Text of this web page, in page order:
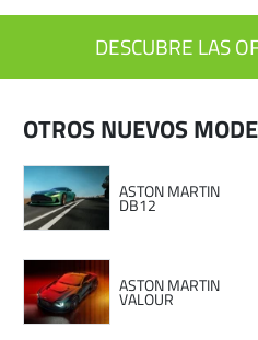
DESCUBRE LAS
OTROS NUEVOS
ASTON MARTIN
DB12
ASTON MARTIN
VALOUR